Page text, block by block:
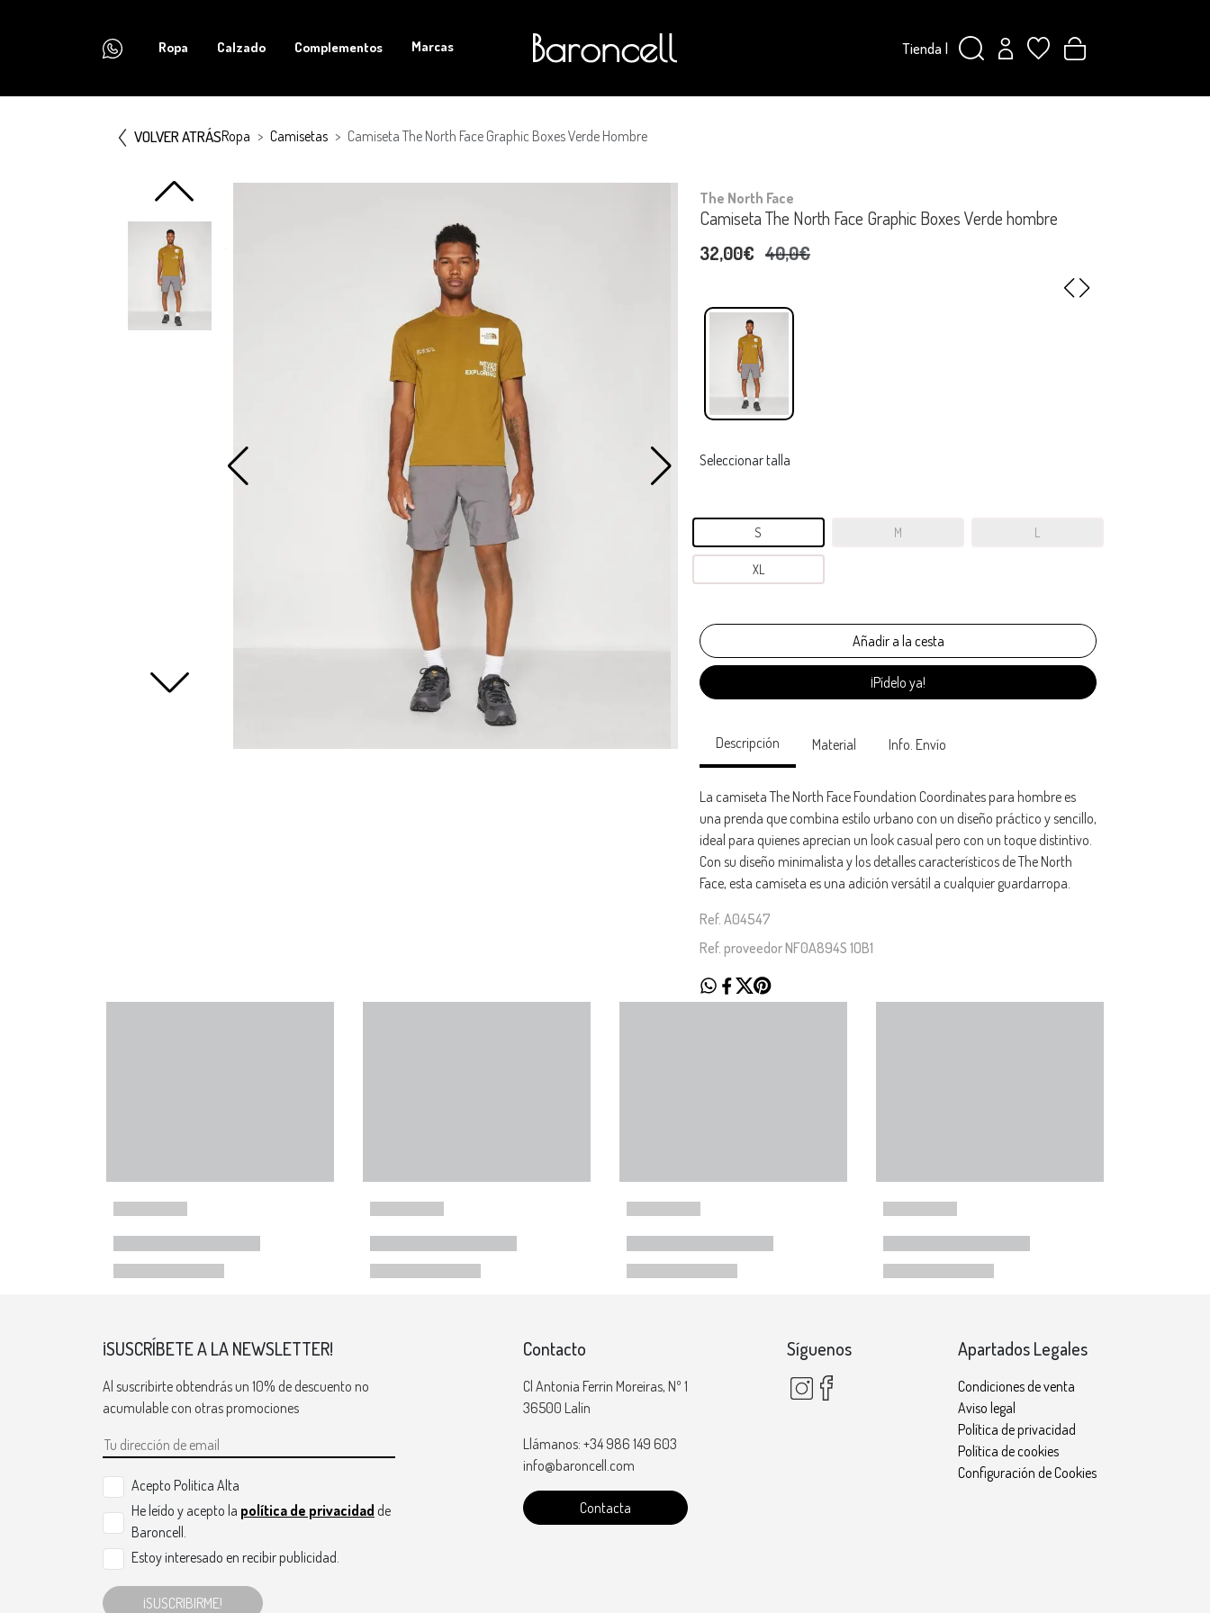
Ropa Calzado Complementos Marcas Tienda|
VOLVER ATRÁSRopa Camisetas Camiseta The North Face Graphic Boxes Verde Hombre
The North Face
Camiseta The North Face Graphic Boxes Verde hombre
32,00€ 40,0€
Seleccionar talla
S M L
XL
¡Pídelo ya!
Descripción Material Info. Envío
La camiseta The North Face Foundation Coordinates para hombre es
una prenda que combina estilo urbano con un diseño práctico y sencillo,
ideal para quienes aprecian un look casual pero con un toque distintivo.
Con su diseño minimalista y los detalles característicos de The North
Face, esta camiseta es una adición versátil a cualquier guardarropa.
Ref. A04547
Ref. proveedor NF0A894S 1OB1
¡SUSCRÍBETE A LA NEWSLETTER!
Al suscribirte obtendrás un 10% de descuento no
acumulable con otras promociones
Acepto Politica Alta
He leído y acepto la política de privacidad de
Baroncell.
Estoy interesado en recibir publicidad.
¡SUSCRIBIRME!
Contacto
Cl Antonia Ferrin Moreiras, Nº 1
36500 Lalín
Llámanos: +34 986 149 603
info@baroncell.com
Contacta
Síguenos Apartados Legales
Condiciones de venta
Aviso legal
Política de privacidad
Política de cookies
Configuración de Cookies